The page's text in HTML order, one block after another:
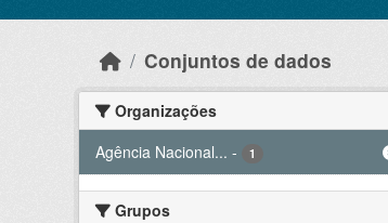
Conjuntos de dados
Organizações
Agência Nacional... - 1
Grupos